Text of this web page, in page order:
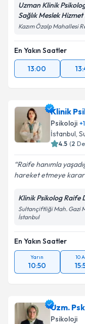
Uzman Klinik
Sağlık Meslek
Kazım Özalp Mahallesi
En Yakın Saatler
13:00
Klinik
Psikoloji +1
İstanbul,
4.5 (2
Raife hanımla
hareket etmeye
Klinik Psikolog Raife
Sultançiftliği Mah. Gazi
İstanbul
En Yakın Saatler
Yarın
10:50
10
Uzm.
Psikoloji